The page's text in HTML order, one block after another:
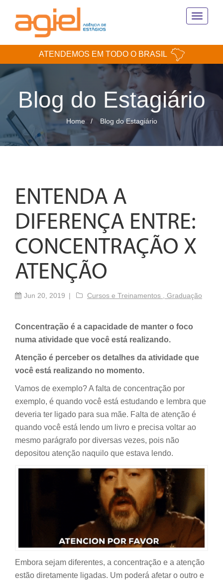
Toggle
ATENDEMOS EM TODO O BRASIL
Blog do Estagiário
Home Blog do Estagiário
ENTENDA A
DIFERENÇA ENTRE:
CONCENTRAÇÃO X
ATENÇÃO
Jun 20, 2019 Cursos e Treinamentos , Graduação
Concentração é a capacidade de manter o foco
numa atividade que você está realizando.
Atenção é perceber os detalhes da atividade que
você está realizando no momento.
Vamos de exemplo? A falta de concentração por
exemplo, é quando você está estudando e lembra que
deveria ter ligado para sua mãe. Falta de atenção é
quando você está lendo um livro e precisa voltar ao
mesmo parágrafo por diversas vezes, pois não
depositou atenção naquilo que estava lendo.
Embora sejam diferentes, a concentração e a atenção
estão diretamente ligadas. Um poderá afetar o outro e